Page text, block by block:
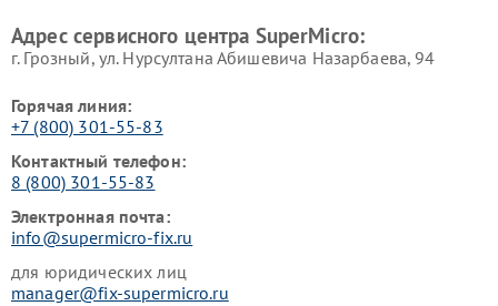
Адрес сервисного центра SuperMicro:
г. Грозный, ул. Нурсултана Абишевича Назарбаева, 94
Горячая линия:
+7 (800) 301-55-83
Контактный телефон:
8 (800) 301-55-83
Электронная почта:
info@supermicro-fix.ru
для юридических лиц
manager@fix-supermicro.ru